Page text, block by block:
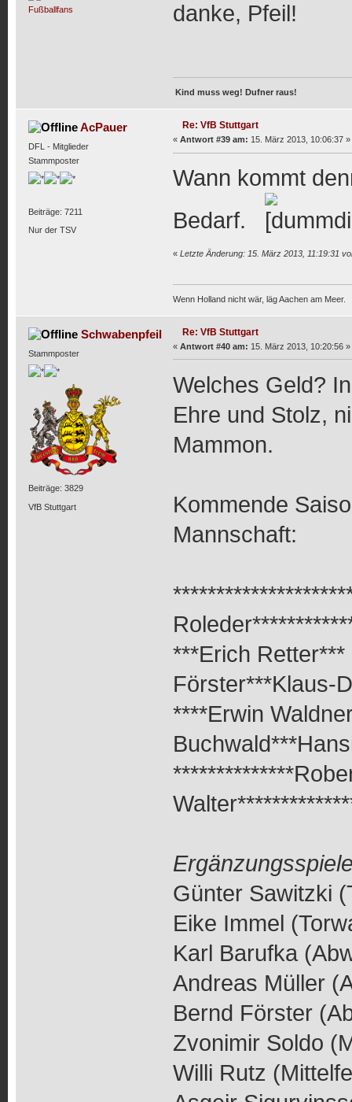
danke, Pfeil!
Kind muss weg! Dufner raus!
AcPauer
DFL - Mitglieder
Stammposter
Beiträge: 7211
Nur der TSV
Re: VfB Stuttgart
« Antwort #39 am: 15. März 2013, 10:06:37 »
Wann kommt
Bedarf.
« Letzte Änderung: 15. März 2013, 11:19:31
Wenn Holland nicht wär, läg Aachen am Meer.
Schwabenpfeil
Stammposter
Beiträge: 3829
VfB Stuttgart
Re: VfB Stuttgart
« Antwort #40 am: 15. März 2013, 10:20:56 »
Welches Geld?
Ehre und Stolz,
Mammon.
Kommende
Mannschaft:
***Erich
Förster***Klaus-
****Erwin
Günter Sawitzki
Eike Immel
Karl Barufka
Andreas Müller
Bernd Förster
Zvonimir Soldo
Willi Rutz